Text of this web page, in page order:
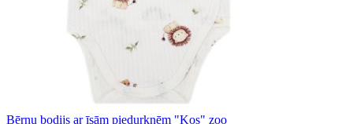
Bērnu bodijs ar īsām piedurknēm "Kos" zoo